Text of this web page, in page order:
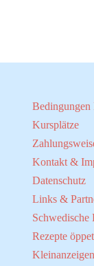
Bedingungen
Kursplätze
Kontakt &
Datenschutz
Links &
Schwedische
Rezepte
Kleinanzeigen